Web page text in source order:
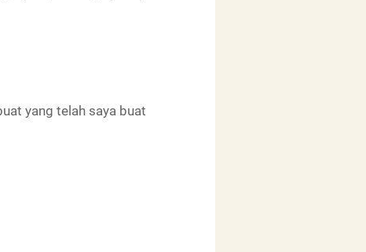
yang telah saya buat